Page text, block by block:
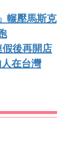
輾壓馬斯克
後再開店
在台灣